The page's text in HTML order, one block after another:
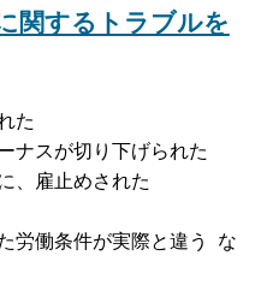
関するトラブルを
た
ナスが切り下げられた
、雇止めされた
労働条件が実際と違う な